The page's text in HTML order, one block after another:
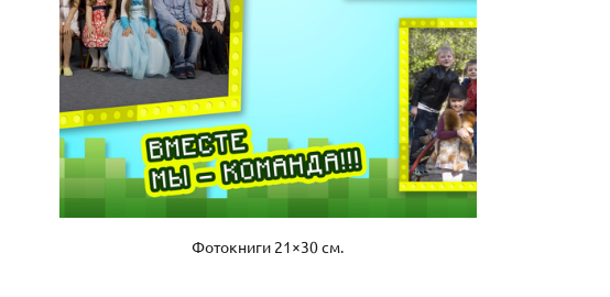
Фотокниги 21×30 см.